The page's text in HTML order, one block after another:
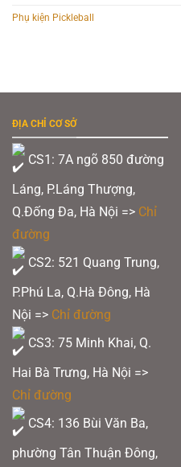
Phụ kiện Pickleball
ĐỊA CHỈ CƠ SỞ
CS1: 7A ngõ 850 đường
Láng, P.Láng Thượng,
Q.Đống Đa, Hà Nội => Chỉ
đường
CS2: 521 Quang Trung,
P.Phú La, Q.Hà Đông, Hà
Nội => Chỉ đường
CS3: 75 Minh Khai, Q.
Hai Bà Trưng, Hà Nội =>
Chỉ đường
CS4: 136 Bùi Văn Ba,
phường Tân Thuận Đông,